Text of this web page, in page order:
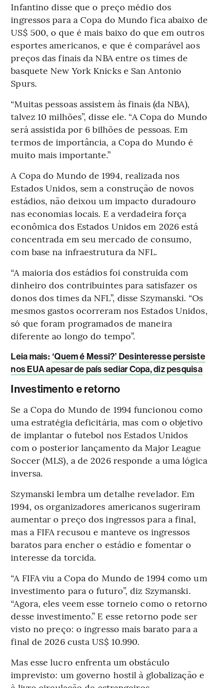
Infantino disse que o preço médio dos
ingressos para a Copa do Mundo fica abaixo de
US$ 500, o que é mais baixo do que em outros
esportes americanos, e que é comparável aos
preços das finais da NBA entre os times de
basquete New York Knicks e San Antonio
Spurs.
“Muitas pessoas assistem às finais (da NBA),
talvez 10 milhões”, disse ele. “A Copa do Mundo
será assistida por 6 bilhões de pessoas. Em
termos de importância, a Copa do Mundo é
muito mais importante.”
A Copa do Mundo de 1994, realizada nos
Estados Unidos, sem a construção de novos
estádios, não deixou um impacto duradouro
nas economias locais. E a verdadeira força
econômica dos Estados Unidos em 2026 está
concentrada em seu mercado de consumo,
com base na infraestrutura da NFL.
“A maioria dos estádios foi construída com
dinheiro dos contribuintes para satisfazer os
donos dos times da NFL”, disse Szymanski. “Os
mesmos gastos ocorreram nos Estados Unidos,
só que foram programados de maneira
diferente ao longo do tempo”.
Leia mais: ‘Quem é Messi?’ Desinteresse persiste
nos EUA apesar de país sediar Copa, diz pesquisa
Investimento e retorno
Se a Copa do Mundo de 1994 funcionou como
uma estratégia deficitária, mas com o objetivo
de implantar o futebol nos Estados Unidos
com o posterior lançamento da Major League
Soccer (MLS), a de 2026 responde a uma lógica
inversa.
Szymanski lembra um detalhe revelador. Em
1994, os organizadores americanos sugeriram
aumentar o preço dos ingressos para a final,
mas a FIFA recusou e manteve os ingressos
baratos para encher o estádio e fomentar o
interesse da torcida.
“A FIFA viu a Copa do Mundo de 1994 como um
investimento para o futuro”, diz Szymanski.
“Agora, eles veem esse torneio como o retorno
desse investimento.” E esse retorno pode ser
visto no preço: o ingresso mais barato para a
final de 2026 custa US$ 10.990.
Mas esse lucro enfrenta um obstáculo
imprevisto: um governo hostil à globalização e